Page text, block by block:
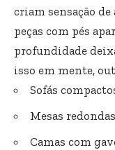
criam sensação de
peças com pés
profundidade
isso em mente,
Sofás
Mesas
Camas com